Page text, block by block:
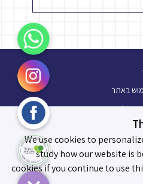
באתר
פלוס
לאפקטיביות
We use cookies to
study how our website is
cookies if you continue to use
WhatsApp
Instagram
Facebook
עיגול לטובה